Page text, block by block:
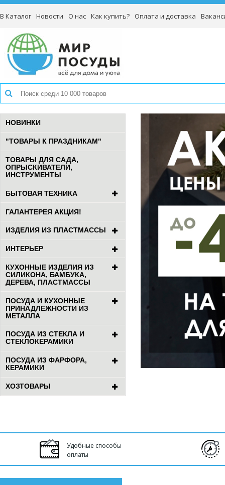
В Каталог Новости О нас Как купить? Оплата и доставка
НОВИНКИ
"ТОВАРЫ К ПРАЗДНИКАМ"
ТОВАРЫ ДЛЯ САДА,
ОПРЫСКИВАТЕЛИ,
ИНСТРУМЕНТЫ
БЫТОВАЯ ТЕХНИКА
ГАЛАНТЕРЕЯ АКЦИЯ!
ИЗДЕЛИЯ ИЗ ПЛАСТМАССЫ
ИНТЕРЬЕР
КУХОННЫЕ ИЗДЕЛИЯ ИЗ
СИЛИКОНА, БАМБУКА,
ДЕРЕВА, ПЛАСТМАССЫ
ПОСУДА И КУХОННЫЕ
ПРИНАДЛЕЖНОСТИ ИЗ
МЕТАЛЛА
ПОСУДА ИЗ СТЕКЛА И
СТЕКЛОКЕРАМИКИ
ПОСУДА ИЗ ФАРФОРА,
КЕРАМИКИ
ХОЗТОВАРЫ
Удобные способы
оплаты